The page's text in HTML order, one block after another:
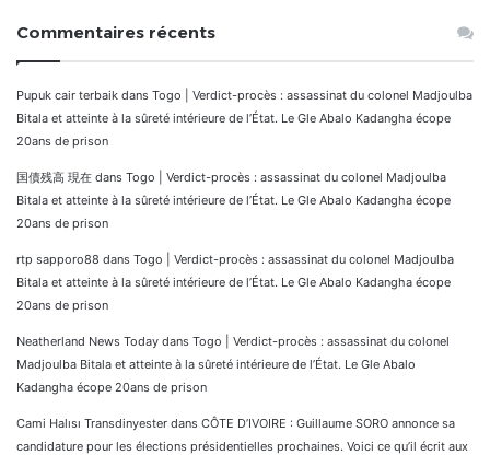
Commentaires récents
Pupuk cair terbaik dans Togo | Verdict-procès : assassinat du colonel Madjoulba
Bitala et atteinte à la sûreté intérieure de l’État. Le Gle Abalo Kadangha écope
20ans de prison
国債残高 現在 dans Togo | Verdict-procès : assassinat du colonel Madjoulba
Bitala et atteinte à la sûreté intérieure de l’État. Le Gle Abalo Kadangha écope
20ans de prison
rtp sapporo88 dans Togo | Verdict-procès : assassinat du colonel Madjoulba
Bitala et atteinte à la sûreté intérieure de l’État. Le Gle Abalo Kadangha écope
20ans de prison
Neatherland News Today dans Togo | Verdict-procès : assassinat du colonel
Madjoulba Bitala et atteinte à la sûreté intérieure de l’État. Le Gle Abalo
Kadangha écope 20ans de prison
Cami Halısı Transdinyester dans CÔTE D’IVOIRE : Guillaume SORO annonce sa
candidature pour les élections présidentielles prochaines. Voici ce qu’il écrit aux